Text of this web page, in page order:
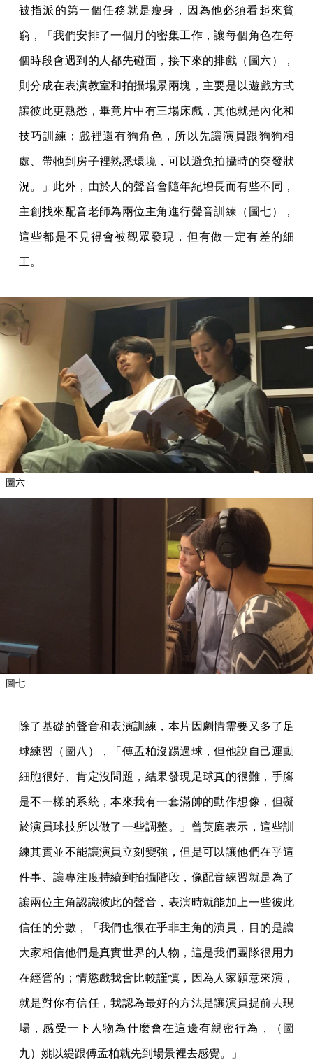
被指派的第一個任務就是瘦身，因為他必須看起來貧
窮，「我們安排了一個月的密集工作，讓每個角色在每
個時段會遇到的人都先碰面，接下來的排戲（圖六），
則分成在表演教室和拍攝場景兩塊，主要是以遊戲方式
讓彼此更熟悉，畢竟片中有三場床戲，其他就是內化和
技巧訓練；戲裡還有狗角色，所以先讓演員跟狗狗相
處、帶牠到房子裡熟悉環境，可以避免拍攝時的突發狀
況。」此外，由於人的聲音會隨年紀增長而有些不同，
主創找來配音老師為兩位主角進行聲音訓練（圖七），
這些都是不見得會被觀眾發現，但有做一定有差的細
工。
圖六
圖七
除了基礎的聲音和表演訓練，本片因劇情需要又多了足
球練習（圖八），「傅孟柏沒踢過球，但他說自己運動
細胞很好、肯定沒問題，結果發現足球真的很難，手腳
是不一樣的系統，本來我有一套滿帥的動作想像，但礙
於演員球技所以做了一些調整。」曾英庭表示，這些訓
練其實並不能讓演員立刻變強，但是可以讓他們在乎這
件事、讓專注度持續到拍攝階段，像配音練習就是為了
讓兩位主角認識彼此的聲音，表演時就能加上一些彼此
信任的分數，「我們也很在乎非主角的演員，目的是讓
大家相信他們是真實世界的人物，這是我們團隊很用力
在經營的；情慾戲我會比較謹慎，因為人家願意來演，
就是對你有信任，我認為最好的方法是讓演員提前去現
場，感受一下人物為什麼會在這邊有親密行為，（圖
九）姚以緹跟傅孟柏就先到場景裡去感覺。」